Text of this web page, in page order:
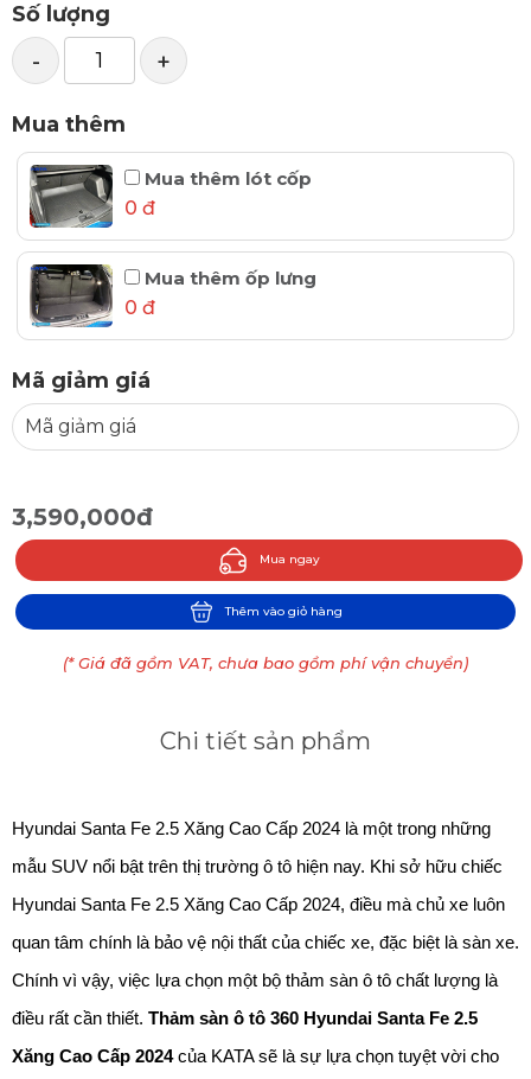
Số lượng
- +
Mua thêm
Mua thêm lót cốp
0 đ
Mua thêm ốp lưng
0 đ
Mã giảm giá
3,590,000đ
Mua ngay
Thêm vào giỏ hàng
(* Giá đã gồm VAT, chưa bao gồm phí vận chuyển)
Chi tiết sản phẩm
Hyundai Santa Fe 2.5 Xăng Cao Cấp 2024 là một trong những
mẫu SUV nổi bật trên thị trường ô tô hiện nay. Khi sở hữu chiếc
Hyundai Santa Fe 2.5 Xăng Cao Cấp 2024, điều mà chủ xe luôn
quan tâm chính là bảo vệ nội thất của chiếc xe, đặc biệt là sàn xe.
Chính vì vậy, việc lựa chọn một bộ thảm sàn ô tô chất lượng là
điều rất cần thiết. Thảm sàn ô tô 360 Hyundai Santa Fe 2.5
Xăng Cao Cấp 2024 của KATA sẽ là sự lựa chọn tuyệt vời cho